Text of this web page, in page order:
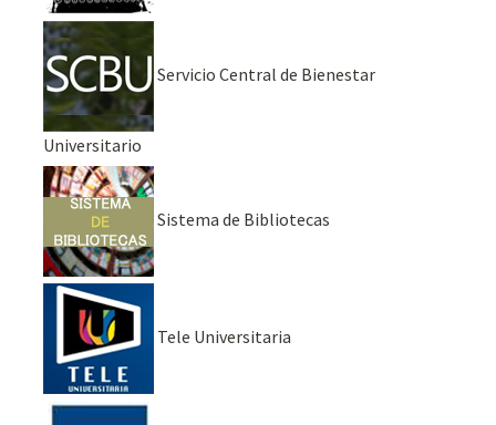
Servicio Central de Bienestar
Universitario
Sistema de Bibliotecas
Tele Universitaria